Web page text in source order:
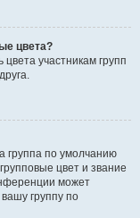
цвета?
участникам групп
группа по умолчанию
цвет и звание
может
группу по